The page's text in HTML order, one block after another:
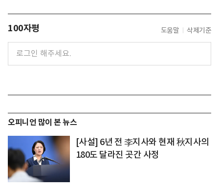
100자평 도움말 삭제기준
오피니언 많이 본 뉴스
[사설] 6년 전 李지사와 현재 秋지사의
180도 달라진 곳간 사정